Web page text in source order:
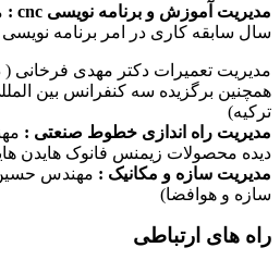
مدیریت آموزش و برنامه نویسی cnc :
سال سابقه کاری در امر برنامه
مدیریت تعمیرات دکتر مهدی فرخانی
همچنین برگزیده سه کنفرانس بین
ترکیه)
مدیریت راه اندازی خطوط صنعتی :
دیده محصولات زیمنس فانوک هایدن
مدیریت سازه و مکانیک : مهندس حسین
سازه و هوافضا)
راه های ارتباطی